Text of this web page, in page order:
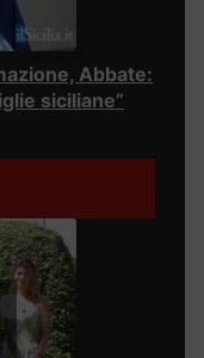
Abbate:
siciliane”